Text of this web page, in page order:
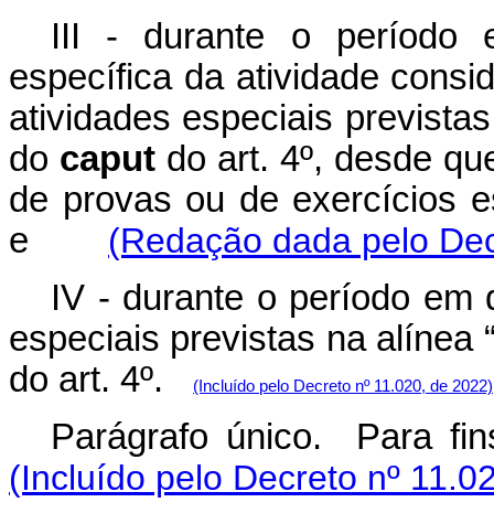
III - durante o período
específica da atividade
atividades especiais previstas
do caput do art. 4º, desde
de provas ou de exercícios
e (Redação dada pelo
IV - durante o período em
especiais previstas na alínea
do art. 4º.
(Incluído pelo Decreto nº 11.020, de 2022)
Parágrafo único. Para
(Incluído pelo Decreto nº